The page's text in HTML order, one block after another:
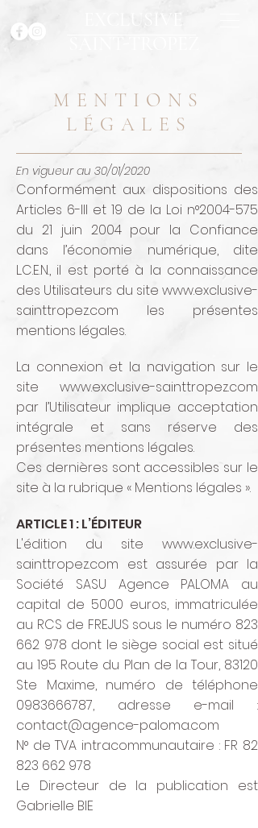
EXCLUSIVE
MENTIONS
LÉGALES
En vigueur au 30/01/2020
Conformément aux dispositions des
Articles 6-III et 19 de la Loi n°2004-575
du 21 juin 2004 pour la Confiance
dans l’économie numérique, dite
L.C.E.N., il est porté à la connaissance
des Utilisateurs du site www.exclusive-
sainttropez.com les présentes
mentions légales.
La connexion et la navigation sur le
site www.exclusive-sainttropez.com
par l’Utilisateur implique acceptation
intégrale et sans réserve des
présentes mentions légales.
Ces dernières sont accessibles sur le
site à la rubrique « Mentions légales ».
ARTICLE 1 : L’ÉDITEUR
L'édition du site www.exclusive-
sainttropez.com est assurée par la
Société SASU Agence PALOMA au
capital de 5000 euros, immatriculée
au RCS de FREJUS sous le numéro 823
662 978 dont le siège social est situé
au 195 Route du Plan de la Tour, 83120
Ste Maxime, numéro de téléphone
0983666787, adresse e-mail :
contact@agence-paloma.com
N° de TVA intracommunautaire : FR 82
823 662 978
Le Directeur de la publication est
Gabrielle BIE